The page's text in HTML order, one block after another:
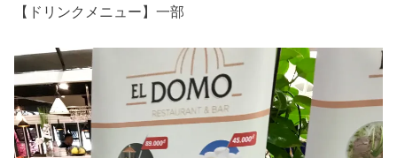
【ドリンクメニュー】一部